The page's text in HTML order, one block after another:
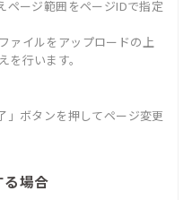
ページ範囲をページIDで指定
ァイルをアップロードの上
行います。
」ボタンを押してページ変更
る場合